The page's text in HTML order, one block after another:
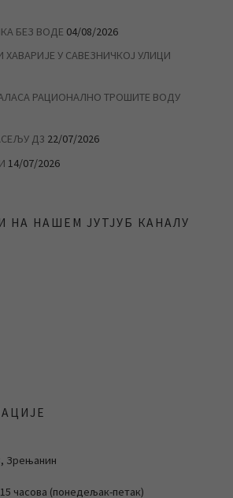
БЕЗ ВОДЕ 04/08/2026
У САВЕЗНИЧКОЈ УЛИЦИ
РАЦИОНАЛНО ТРОШИТЕ ВОДУ
Д3 22/07/2026
14/07/2026
НА НАШЕМ ЈУТЈУБ КАНАЛУ
Зрењанин
часова (понедељак-петак)